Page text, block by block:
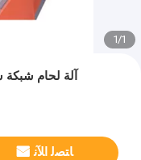
1/1
ﺎﺘﺼﻟ ﺍﻶﻧ